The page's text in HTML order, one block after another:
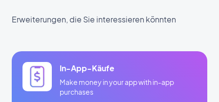
Erweiterungen, die Sie interessieren könnten
In-App-Käufe
Make money in your app with in-app
purchases